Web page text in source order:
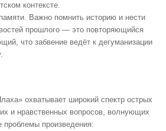
контексте.
Важно помнить историю и нести
прошлого — это повторяющийся
что забвение ведёт к дегуманизации
охватывает широкий спектр острых
и нравственных вопросов, волнующих
произведения: